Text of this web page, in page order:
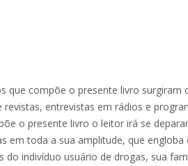
que compõe o presente livro surgiram
revistas, entrevistas em rádios e
o presente livro o leitor irá se
em toda a sua amplitude, que engloba
do indivíduo usuário de drogas, sua